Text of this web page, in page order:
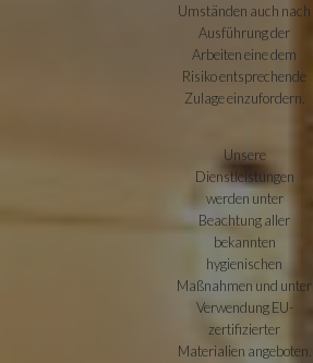
Umständen auch nach
Ausführung der
Arbeiten eine dem
Risiko entsprechende
Zulage einzufordern.
Unsere
Dienstleistungen
werden unter
Beachtung aller
bekannten
hygienischen
Maßnahmen und unter
Verwendung EU-
zertifizierter
Materialien angeboten.